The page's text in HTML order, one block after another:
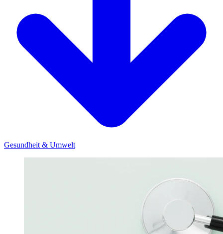
Gesundheit & Umwelt